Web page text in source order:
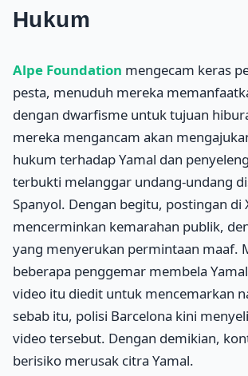
Hukum
Alpe Foundation mengecam keras
pesta, menuduh mereka
dengan dwarfisme untuk tujuan
mereka mengancam akan
hukum terhadap Yamal dan
terbukti melanggar undang-undang
Spanyol. Dengan begitu, postingan di
mencerminkan kemarahan publik,
yang menyerukan permintaan maaf.
beberapa penggemar membela
video itu diedit untuk mencemarkan
sebab itu, polisi Barcelona kini
video tersebut. Dengan demikian,
berisiko merusak citra Yamal.